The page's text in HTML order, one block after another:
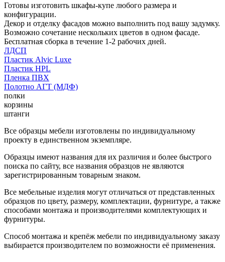
Готовы изготовить шкафы-купе любого размера и
конфигурации.
Декор и отделку фасадов можно выполнить под вашу задумку.
Возможно сочетание нескольких цветов в одном фасаде.
Бесплатная сборка в течение 1-2 рабочих дней.
ЛДСП
Пластик Alvic Luxe
Пластик HPL
Пленка ПВХ
Полотно АГТ (МДФ)
полки
корзины
штанги
Все образцы мебели изготовлены по индивидуальному
проекту в единственном экземпляре.
Образцы имеют названия для их различия и более быстрого
поиска по сайту, все названия образцов не являются
зарегистрированным товарным знаком.
Все мебельные изделия могут отличаться от представленных
образцов по цвету, размеру, комплектации, фурнитуре, а также
способами монтажа и производителями комплектующих и
фурнитуры.
Способ монтажа и крепёж мебели по индивидуальному заказу
выбирается производителем по возможности её применения.